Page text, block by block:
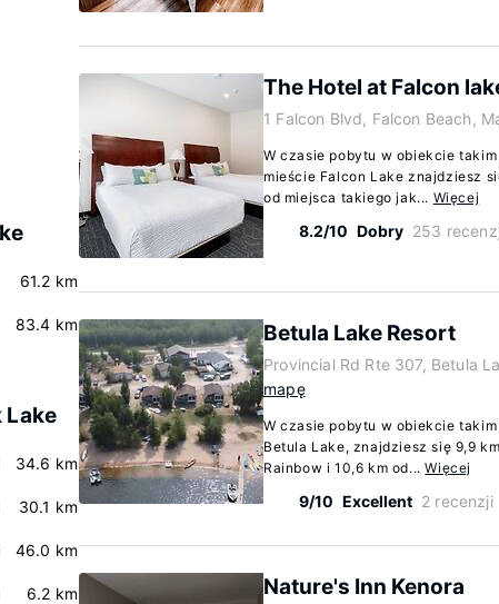
61.2 km
83.4 km
Lake
34.6 km
30.1 km
46.0 km
6.2 km
The Hotel at Falcon
1 Falcon Blvd, Falcon Beach,
W czasie pobytu w obiekcie
mieście Falcon Lake znajdziesz
od miejsca takiego jak... Więcej
8.2/10 Dobry 253
Betula Lake Resort
Provincial Rd Rte 307, Betula
mapę
W czasie pobytu w obiekcie
Betula Lake, znajdziesz się 9,9
Rainbow i 10,6 km od...Więcej
9/10 Excellent 2 recenzji
Nature's Inn Kenora